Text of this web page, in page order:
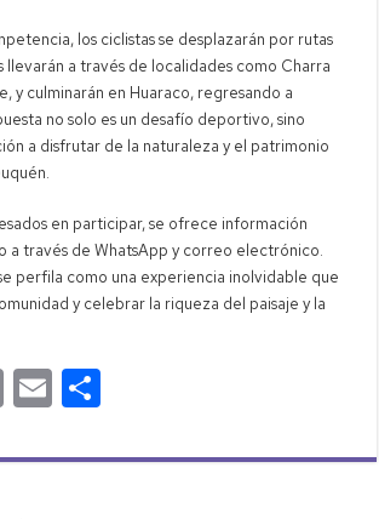
los ciclistas se desplazarán por rutas
llevarán a través de localidades como Charra
y culminarán en Huaraco, regresando a
no solo es un desafío deportivo, sino
a disfrutar de la naturaleza y el patrimonio
en participar, se ofrece información
a través de WhatsApp y correo electrónico.
perfila como una experiencia inolvidable que
y celebrar la riqueza del paisaje y la
C
p
E
ail m